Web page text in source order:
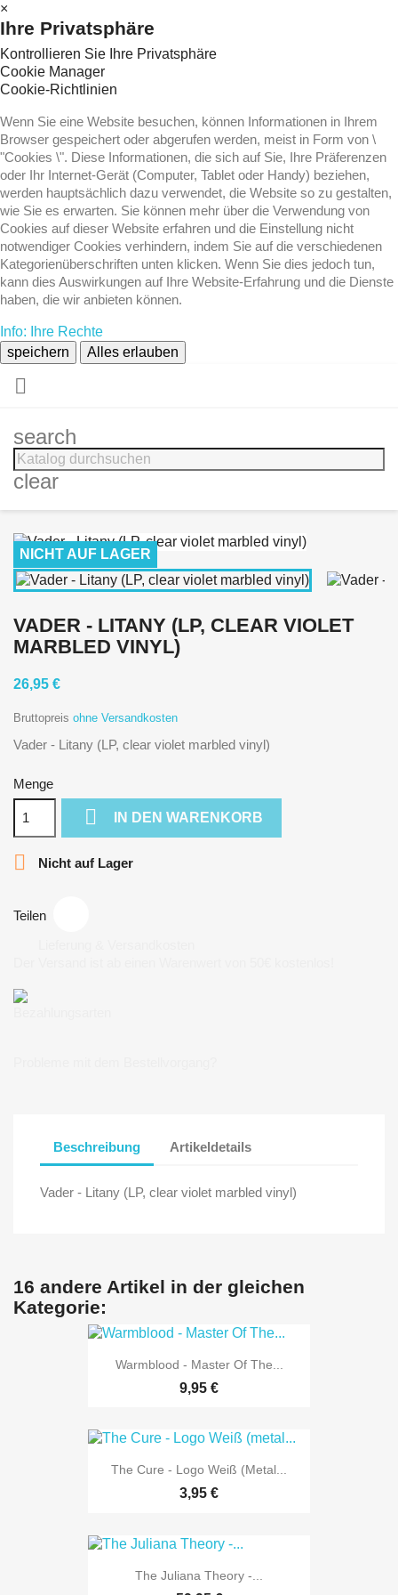
×
Ihre Privatsphäre
Kontrollieren Sie Ihre Privatsphäre
Cookie Manager
Cookie-Richtlinien
Wenn Sie eine Website besuchen, können Informationen in Ihrem
Browser gespeichert oder abgerufen werden, meist in Form von \
"Cookies \". Diese Informationen, die sich auf Sie, Ihre Präferenzen
oder Ihr Internet-Gerät (Computer, Tablet oder Handy) beziehen,
werden hauptsächlich dazu verwendet, die Website so zu gestalten,
wie Sie es erwarten. Sie können mehr über die Verwendung von
Cookies auf dieser Website erfahren und die Einstellung nicht
notwendiger Cookies verhindern, indem Sie auf die verschiedenen
Kategorienüberschriften unten klicken. Wenn Sie dies jedoch tun,
kann dies Auswirkungen auf Ihre Website-Erfahrung und die Dienste
haben, die wir anbieten können.
Info: Ihre Rechte
speichern
Alles erlauben

search
clear
NICHT AUF LAGER
VADER - LITANY (LP, CLEAR VIOLET
MARBLED VINYL)
26,95 €
Bruttopreis ohne Versandkosten
Vader - Litany (LP, clear violet marbled vinyl)
Menge
 IN DEN WARENKORB
 Nicht auf Lager
Teilen
Beschreibung Artikeldetails
Vader - Litany (LP, clear violet marbled vinyl)
16 andere Artikel in der gleichen
Kategorie:
Warmblood - Master Of The...
9,95 €
The Cure - Logo Weiß (metal...
3,95 €
The Juliana Theory -...